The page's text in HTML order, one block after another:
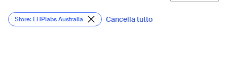
Store: EHPlabs Australia Cancella tutto